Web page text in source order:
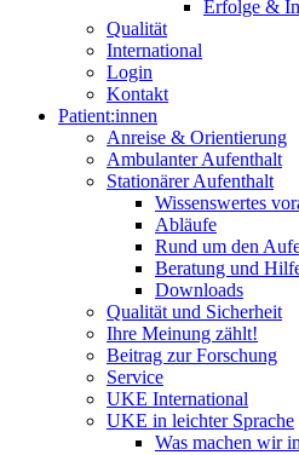
Erfolge &
Qualität
International
Login
Kontakt
Patient:innen
Anreise & Orientierung
Ambulanter Aufenthalt
Stationärer Aufenthalt
Wissenswertes
Abläufe
Rund um den
Beratung und
Downloads
Qualität und Sicherheit
Ihre Meinung zählt!
Beitrag zur Forschung
Service
UKE International
UKE in leichter Sprache
Was machen wir